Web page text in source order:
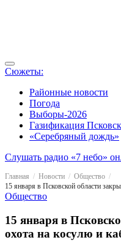
Сюжеты:
Районные новости
Погода
Выборы-2026
Газификация
«Серебряный дождь»
Слушать радио «7 небо»
Главная Новости
Общество
Общество
15 января в
охота на косулю и